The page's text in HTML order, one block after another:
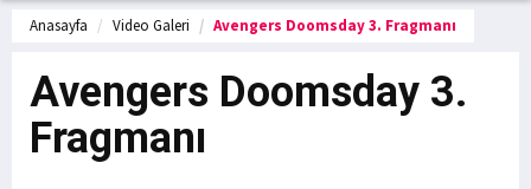
Anasayfa Video Galeri Avengers Doomsday 3. Fragmanı
Avengers Doomsday 3.
Fragmanı